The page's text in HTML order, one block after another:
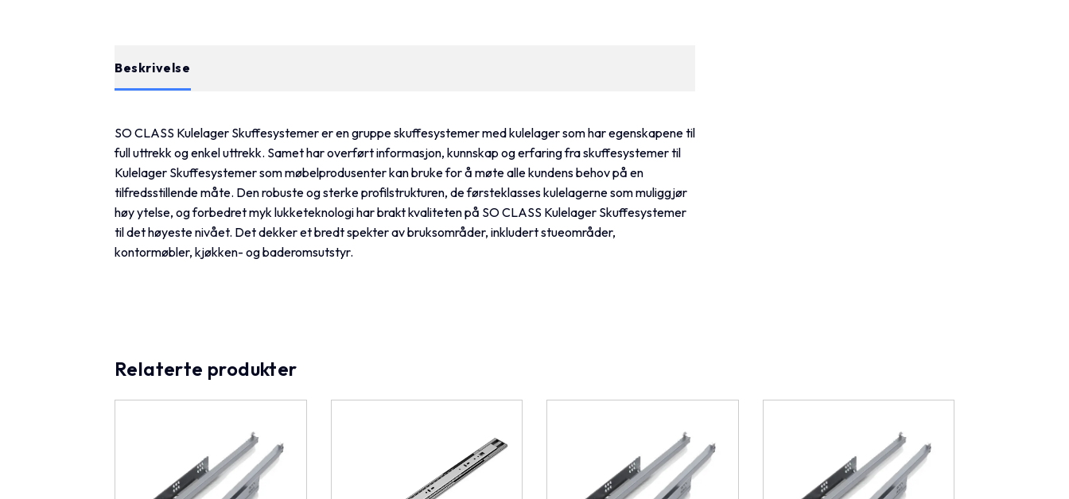
Beskrivelse
SO CLASS Kulelager Skuffesystemer er en gruppe skuffesystemer med kulelager som har egenskapene til
full uttrekk og enkel uttrekk. Samet har overført informasjon, kunnskap og erfaring fra skuffesystemer til
Kulelager Skuffesystemer som møbelprodusenter kan bruke for å møte alle kundens behov på en
tilfredsstillende måte. Den robuste og sterke profilstrukturen, de førsteklasses kulelagerne som muliggjør
høy ytelse, og forbedret myk lukketeknologi har brakt kvaliteten på SO CLASS Kulelager Skuffesystemer
til det høyeste nivået. Det dekker et bredt spekter av bruksområder, inkludert stueområder,
kontormøbler, kjøkken- og baderomsutstyr.
Relaterte produkter